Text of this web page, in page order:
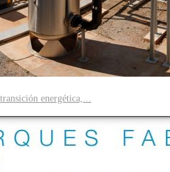
energética,...